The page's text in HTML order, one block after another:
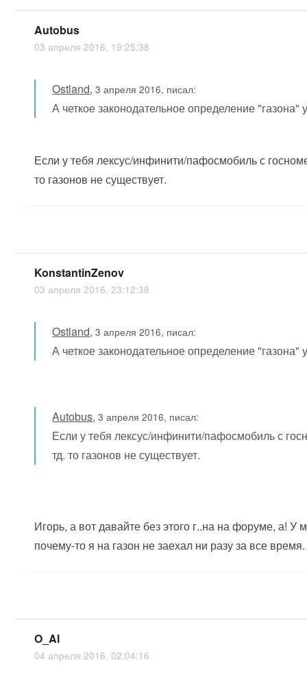
Autobus
03 апреля 2016, 19:25:38
Ostland,3 апреля 2016, писал:
А четкое законодательное определение "газона"
Если у тебя лексус/инфинити/пафосмобиль с
то газонов не существует.
KonstantinZenov
03 апреля 2016, 23:12:38
Ostland,3 апреля 2016, писал:
А четкое законодательное определение "газона"
Autobus,3 апреля 2016, писал:
Если у тебя лексус/инфинити/пафосмобиль с
тд. то газонов не существует.
Игорь, а вот давайте без этого г..на на форуме, а!
почему-то я на газон не заехал ни разу за все
O_Al
04 апреля 2016, 02:04:16